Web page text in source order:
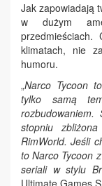
Jak zapowiadają
w dużym
przedmieściach.
klimatach, nie
humoru.
„Narco Tycoon
tylko samą
stopniu
RimWorld. Jeśli
to Narco Tycoon
seriali w stylu
Ultimate Games